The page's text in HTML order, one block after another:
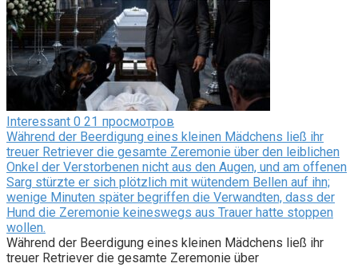
Interessant 0 21 просмотров
Während der Beerdigung eines kleinen Mädchens ließ ihr
treuer Retriever die gesamte Zeremonie über den leiblichen
Onkel der Verstorbenen nicht aus den Augen, und am offenen
Sarg stürzte er sich plötzlich mit wütendem Bellen auf ihn;
wenige Minuten später begriffen die Verwandten, dass der
Hund die Zeremonie keineswegs aus Trauer hatte stoppen
wollen.
Während der Beerdigung eines kleinen Mädchens ließ ihr
treuer Retriever die gesamte Zeremonie über